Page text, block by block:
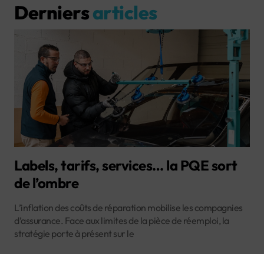
Derniersarticles
Labels, tarifs, services… la PQE sort
de l’ombre
L’inflation des coûts de réparation mobilise les compagnies
d’assurance. Face aux limites de la pièce de réemploi, la
stratégie porte à présent sur le